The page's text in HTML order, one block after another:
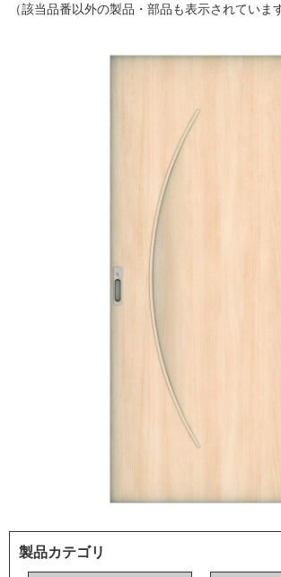
（該当品番以外の製品・部品も表示されていま
製品カテゴリ